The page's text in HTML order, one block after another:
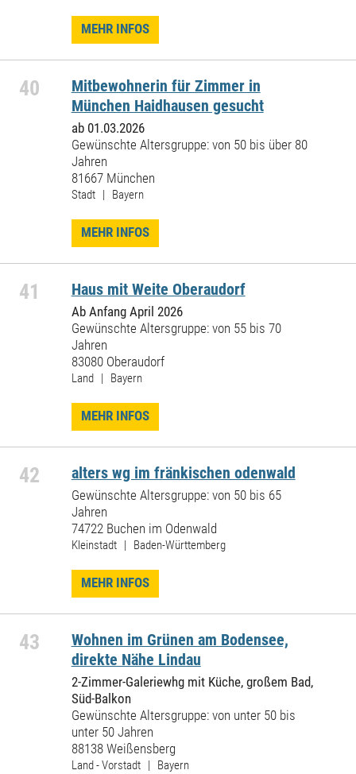
MEHR INFOS
40
Mitbewohnerin für Zimmer in
München Haidhausen gesucht
ab 01.03.2026
Gewünschte Altersgruppe: von 50 bis über 80
Jahren
81667 München
Stadt | Bayern
MEHR INFOS
41 Haus mit Weite Oberaudorf
Ab Anfang April 2026
Gewünschte Altersgruppe: von 55 bis 70
Jahren
83080 Oberaudorf
Land | Bayern
MEHR INFOS
42 alters wg im fränkischen odenwald
Gewünschte Altersgruppe: von 50 bis 65
Jahren
74722 Buchen im Odenwald
Kleinstadt | Baden-Württemberg
MEHR INFOS
43
Wohnen im Grünen am Bodensee,
direkte Nähe Lindau
2-Zimmer-Galeriewhg mit Küche, großem Bad,
Süd-Balkon
Gewünschte Altersgruppe: von unter 50 bis
unter 50 Jahren
88138 Weißensberg
Land - Vorstadt | Bayern